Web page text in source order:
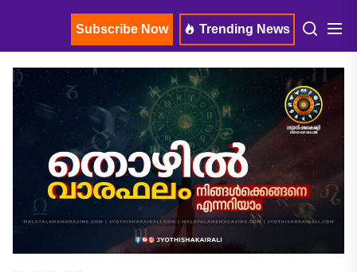
Subscribe Now Trending News